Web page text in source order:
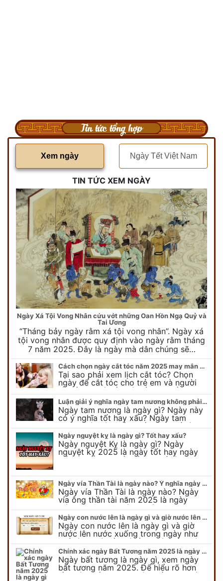
Tin tức tổng hợp
Xem ngày Ngày Tết Việt Nam
TIN TỨC XEM NGÀY
Ngày Xá Tội Vong Nhân cứu vớt những Oan Hồn Ngạ Quỷ và
Tai Ương
“Tháng bảy ngày rằm xá tội vong nhân”. Ngày xá
tội vong nhân được quy định vào ngày rằm tháng
7 năm 2025. Đây là ngày mà dân chúng sẽ…
Cách chọn ngày cắt tóc năm 2025 may mắn cho cả trẻ em và người lớn
Tại sao phải xem lịch cắt tóc? Chọn
ngày để cắt tóc cho trẻ em và người
lớn cần lưu ý điều gì để gặp nhiều may
mắn ? Khi…
Luận giải ý nghĩa ngày tam nương không phải ai cũng biết
Ngày tam nương là ngày gì? Ngày này
có ý nghĩa tốt hay xấu? Ngày tam
nương sát có nguồn gốc như thế nào?
Cần kiêng kỵ điều gì khi…
Ngày nguyệt kỵ là ngày gì? Tốt hay xấu?
Ngày nguyệt Kỵ là ngày gì? Ngày
nguyệt kỵ 2025 là ngày tốt hay ngày
xấu, xem ngay để biết chi tiết ý nghĩa
Ngày vía Thần Tài là ngày nào? Ý nghĩa ngày vía Thần Tài năm 2025
Ngày vía Thần Tài là ngày nào? Ngày
vía ông thần tài năm 2025 là ngày
mùng 10 âm lịch hàng tháng. Tại sao
trong ngày này, tất cả mọi…
Ngày con nước lên là ngày gì và giờ nước lên nước xuống trong ngày?
Ngày con nước lên là ngày gì và giờ
nước lên nước xuống trong ngày như
thế nào? Có điều gì cần chú ý về ngày
con nước lên? Đừng…
Chính xác ngày Bất Tương năm 2025 là ngày gì mà cực ít người biết
Ngày bất tương là ngày gì, xem ngày
bất tương năm 2025. Để hiểu rõ hơn
về ngày bất tương, ngày bất tương là